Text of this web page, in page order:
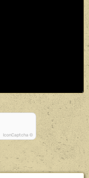
IconCaptcha ©